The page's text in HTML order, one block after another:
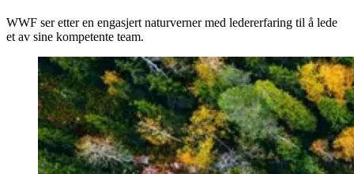
WWF ser etter en engasjert naturverner med ledererfaring til å lede
et av sine kompetente team.